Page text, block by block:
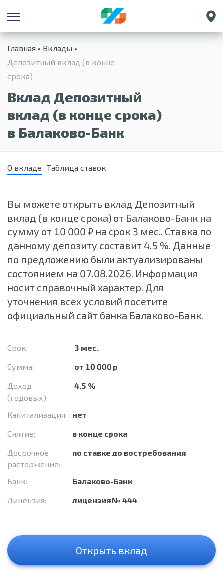
Санкт-Петербург
Главная
Вклады
Депозитный вклад (в конце
срока)
Вклад Депозитный
вклад (в конце срока)
в Балаково-Банк
О вкладе Таблица ставок
Вы можете открыть вклад Депозитный
вклад (в конце срока) от Балаково-Банк на
сумму от 10 000 ₽ на срок 3 мес.. Ставка по
данному депозиту составит 4.5 %. Данные
по предложению были актуализированы
состоянием на 07.08.2026. Информация
носит справочный характер. Для
уточнения всех условий посетите
официальный сайт банка Балаково-Банк.
Срок:
3 мес.
Сумма:
от 10 000 р
Доход
(годовых):
4.5 %
Капитализация:
нет
Снятие:
в конце срока
Досрочное
расторжение:
по ставке до востребования
Банк:
Балаково-Банк
Лицензия:
лицензия № 444
Открыть вклад